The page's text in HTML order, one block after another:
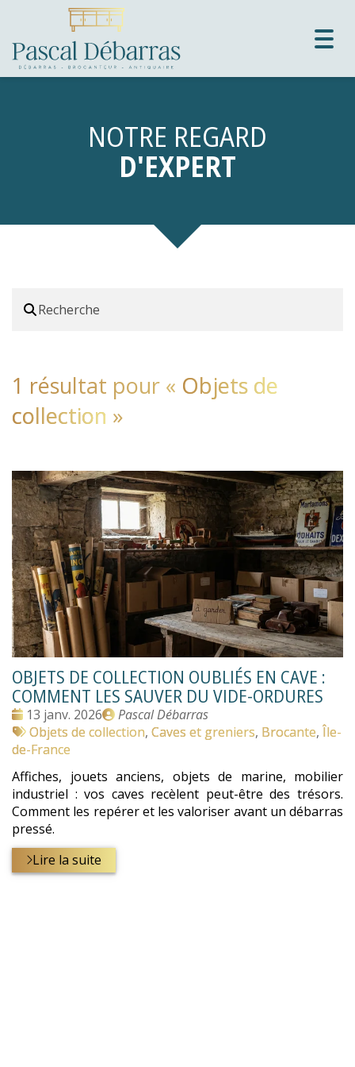
NOTRE REGARD
D'EXPERT
1 résultat pour « Objets de
collection »
OBJETS DE COLLECTION OUBLIÉS EN CAVE :
COMMENT LES SAUVER DU VIDE-ORDURES
Date
:
13 janv. 2026
Publié
par
Pascal Débarras
Tags
:
Objets de collection, Caves et greniers, Brocante, Île-
de-France
Affiches, jouets anciens, objets de marine, mobilier
industriel : vos caves recèlent peut-être des trésors.
Comment les repérer et les valoriser avant un débarras
pressé.
Lire la suite